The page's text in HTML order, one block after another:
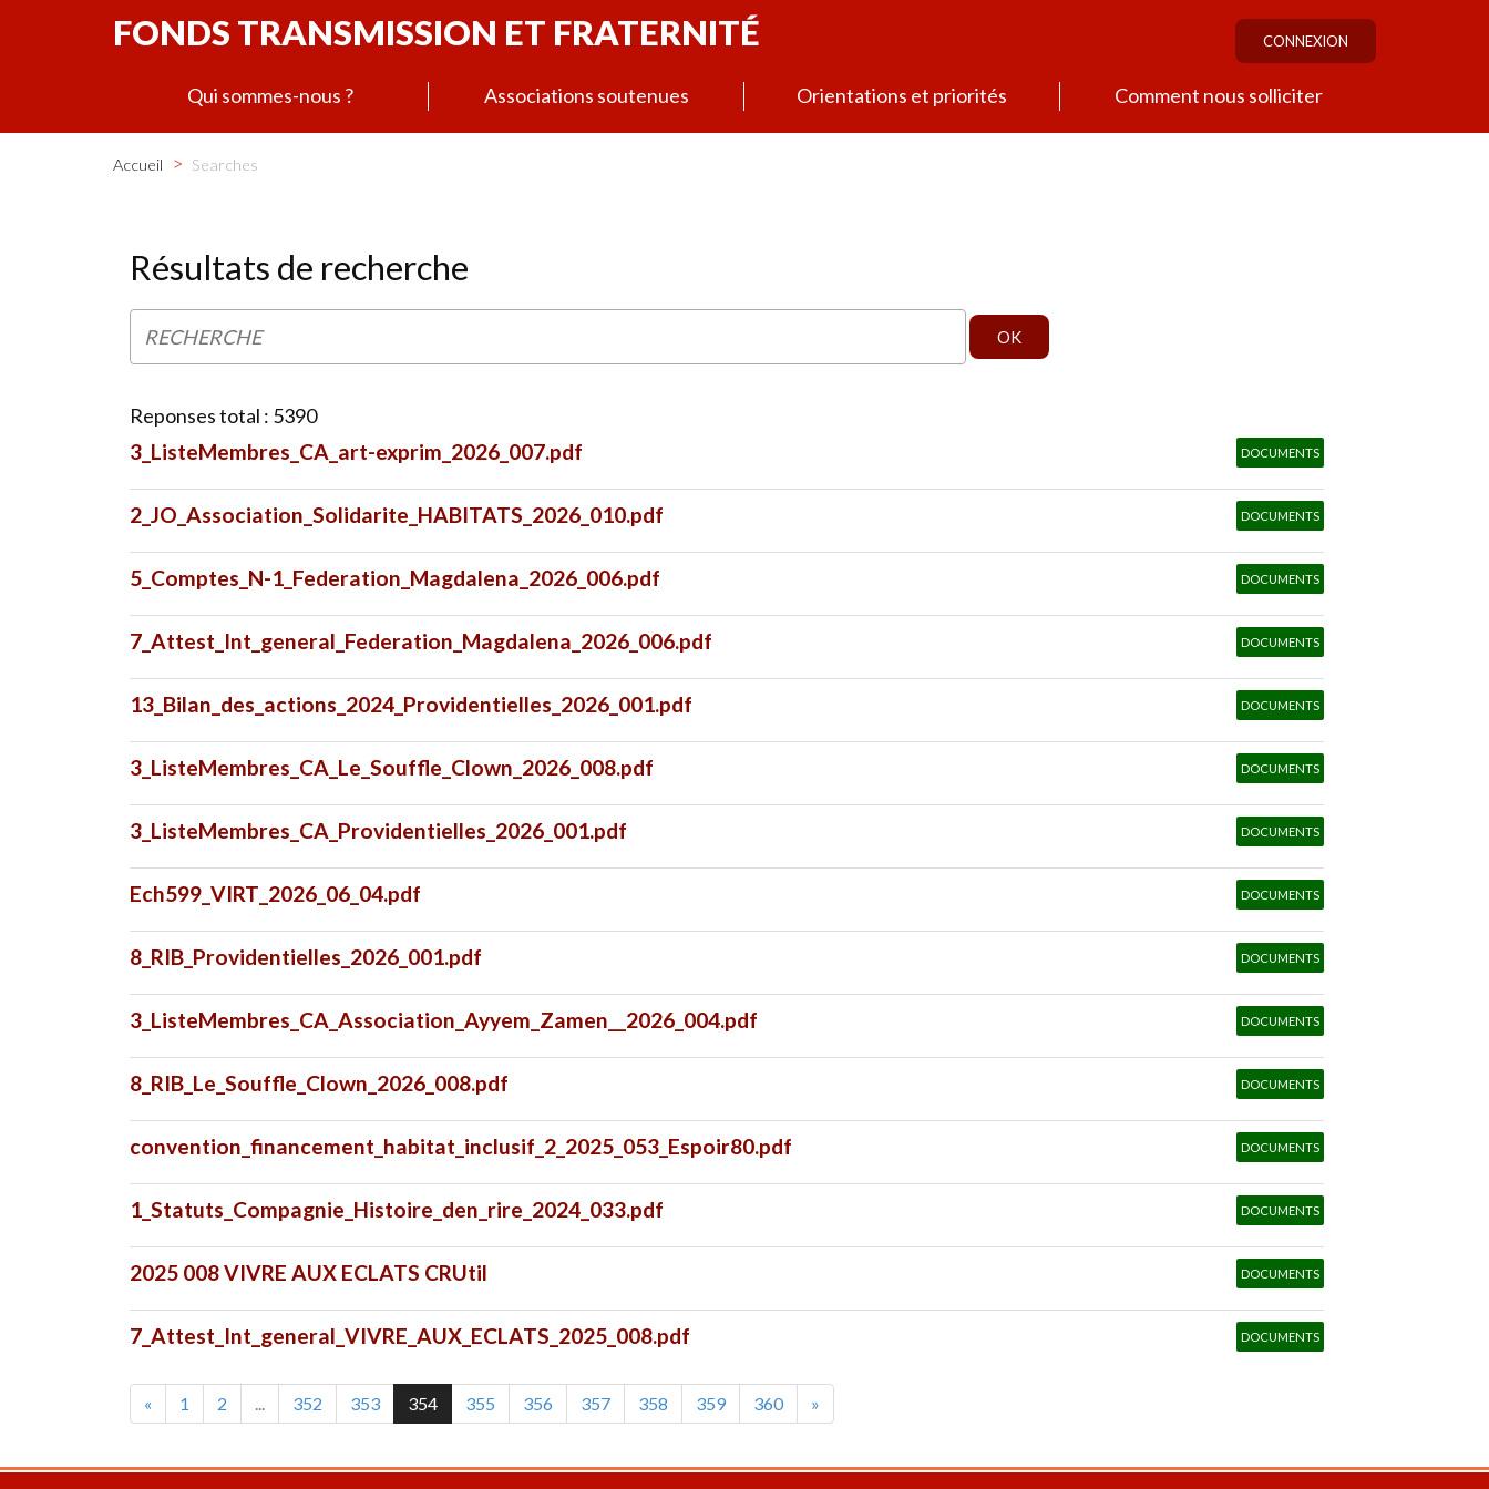
FONDS TRANSMISSION ET FRATERNITÉ CONNEXION
Qui sommes-nous ? Associations soutenues Orientations et priorités Comment nous solliciter
Accueil > Searches
Résultats de recherche
Reponses total : 5390
DOCUMENTS
3_ListeMembres_CA_art-exprim_2026_007.pdf
DOCUMENTS
2_JO_Association_Solidarite_HABITATS_2026_010.pdf
DOCUMENTS
5_Comptes_N-1_Federation_Magdalena_2026_006.pdf
DOCUMENTS
7_Attest_Int_general_Federation_Magdalena_2026_006.pdf
DOCUMENTS
13_Bilan_des_actions_2024_Providentielles_2026_001.pdf
DOCUMENTS
3_ListeMembres_CA_Le_Souffle_Clown_2026_008.pdf
DOCUMENTS
3_ListeMembres_CA_Providentielles_2026_001.pdf
DOCUMENTS
Ech599_VIRT_2026_06_04.pdf
DOCUMENTS
8_RIB_Providentielles_2026_001.pdf
DOCUMENTS
3_ListeMembres_CA_Association_Ayyem_Zamen__2026_004.pdf
DOCUMENTS
8_RIB_Le_Souffle_Clown_2026_008.pdf
DOCUMENTS
convention_financement_habitat_inclusif_2_2025_053_Espoir80.pdf
DOCUMENTS
1_Statuts_Compagnie_Histoire_den_rire_2024_033.pdf
DOCUMENTS
2025 008 VIVRE AUX ECLATS CRUtil
DOCUMENTS
7_Attest_Int_general_VIVRE_AUX_ECLATS_2025_008.pdf
« 1 2 ... 352 353 354 355 356 357 358 359 360 »